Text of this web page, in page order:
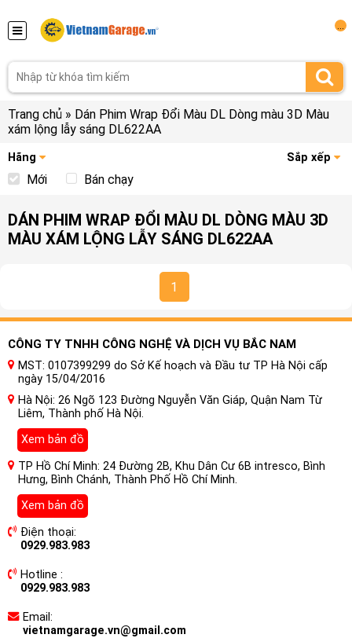
Trang chủ » Dán Phim Wrap Đổi Màu DL Dòng màu 3D Màu
xám lộng lẫy sáng DL622AA
Hãng Sắp xếp
Mới Bán chạy
DÁN PHIM WRAP ĐỔI MÀU DL DÒNG MÀU 3D
MÀU XÁM LỘNG LẪY SÁNG DL622AA
1
CÔNG TY TNHH CÔNG NGHỆ VÀ DỊCH VỤ BẮC NAM
MST: 0107399299 do Sở Kế hoạch và Đầu tư TP Hà Nội cấp
ngày 15/04/2016
Hà Nội: 26 Ngõ 123 Đường Nguyễn Văn Giáp, Quận Nam Từ
Liêm, Thành phố Hà Nội.
Xem bản đồ
TP Hồ Chí Minh: 24 Đường 2B, Khu Dân Cư 6B intresco, Bình
Hưng, Bình Chánh, Thành Phố Hồ Chí Minh.
Xem bản đồ
Điện thoại:
0929.983.983
Hotline :
0929.983.983
Email:
vietnamgarage.vn@gmail.com